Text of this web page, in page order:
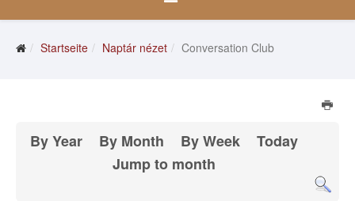
Startseite Naptár nézet Conversation Club
By Year By Month By Week
Today
Jump to month